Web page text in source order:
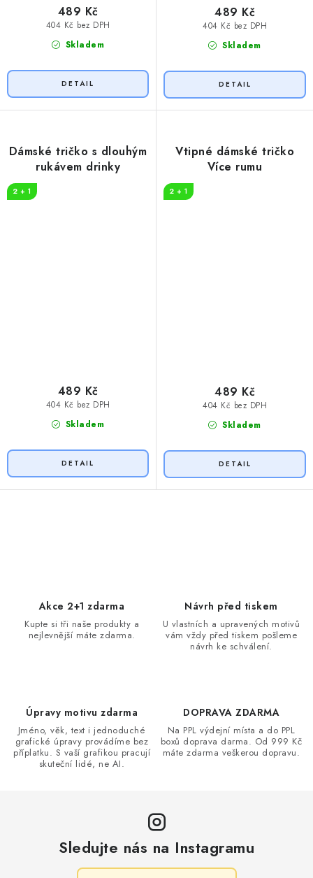
Skladem
404 Kč bez DPH
489 Kč
Skladem
404 Kč bez DPH
489 Kč
Dámské tričko s dlouhým
rukávem drinky
2 + 1
Skladem
404 Kč bez DPH
489 Kč
Vtipné dámské tričko
Více rumu
2 + 1
Skladem
404 Kč bez DPH
489 Kč
y
Akce 2+1 zdarma
Kupte si tři naše produkty a
nejlevnější máte zdarma.
Návrh před tiskem
U vlastních a upravených motivů
vám vždy před tiskem pošleme
návrh ke schválení.
Úpravy motivu zdarma
Jméno, věk, text i jednoduché
grafické úpravy provádíme bez
příplatku. S vaší grafikou pracují
skuteční lidé, ne AI.
DOPRAVA ZDARMA
Na PPL výdejní místa a do PPL
boxů doprava darma. Od 999 Kč
máte zdarma veškerou dopravu.
Sledujte nás na Instagramu